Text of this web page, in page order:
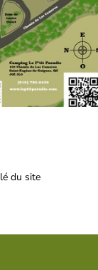
du site